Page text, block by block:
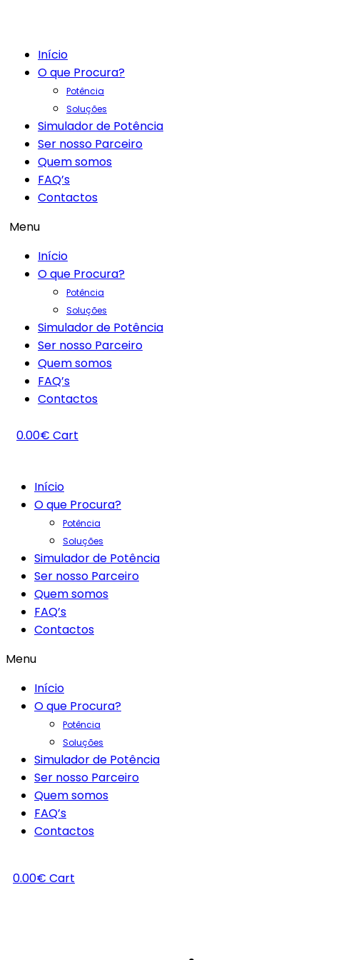
Início
O que Procura?
Potência
Soluções
Simulador de Potência
Ser nosso Parceiro
Quem somos
FAQ’s
Contactos
Menu
Início
O que Procura?
Potência
Soluções
Simulador de Potência
Ser nosso Parceiro
Quem somos
FAQ’s
Contactos
0.00€ Cart
Início
O que Procura?
Potência
Soluções
Simulador de Potência
Ser nosso Parceiro
Quem somos
FAQ’s
Contactos
Menu
Início
O que Procura?
Potência
Soluções
Simulador de Potência
Ser nosso Parceiro
Quem somos
FAQ’s
Contactos
0.00€ Cart